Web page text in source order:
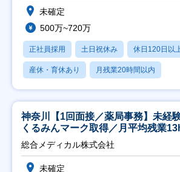
未確定
500万~720万
正社員採用 土日祝休み 休日120日以
産休・育休あり 月残業20時間以内
神奈川【1回面接／薬局事務】未経
くるみんマーク取得／月平均残業
総合メディカル株式会社
未確定